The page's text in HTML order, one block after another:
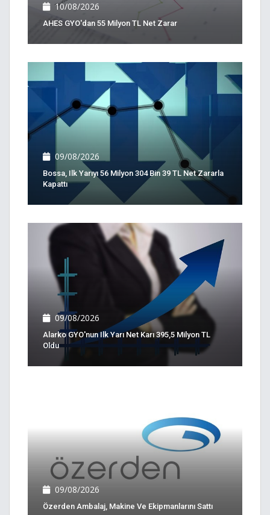
10/08/2026
AHES GYO'dan 55 Milyon TL Net Zarar
09/08/2026
Bossa, Ilk Yarıyı 56 Milyon 304 Bin 39 TL Net Zararla
Kapattı
09/08/2026
Alarko GYO'nun Ilk Yarı Net Karı 395,5 Milyon TL
Oldu
09/08/2026
Özerden Ambalaj, Makine Ve Ekipmanlarını Sattı